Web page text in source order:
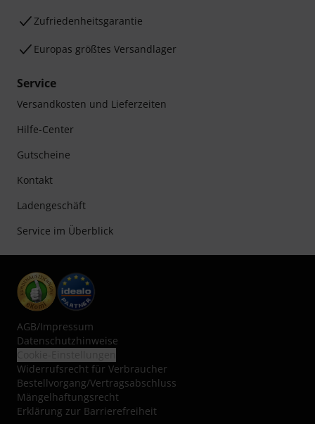
Zufriedenheitsgarantie
Europas größtes Versandlager
Service
Versandkosten und Lieferzeiten
Hilfe-Center
Gutscheine
Kontakt
Ladengeschäft
Service im Überblick
AGB/Impressum
Datenschutzhinweise
Widerrufsrecht für Verbraucher
Bestellvorgang/Vertragsabschluss
Mängelhaftungsrecht
Erklärung zur Barrierefreiheit